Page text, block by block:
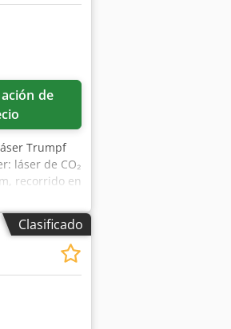
Trumpf
láser de CO₂
recorrido en
de acero al
(a
917
accesorios.
Dsdpfx
Clasificado